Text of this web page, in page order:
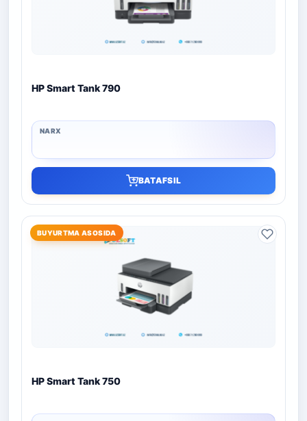
HP Smart Tank 790
BATAFSIL
BUYURTMA ASOSIDA
HP Smart Tank 750